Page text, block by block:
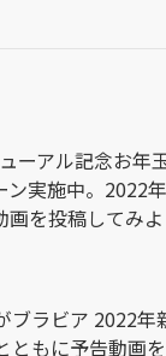
ーアル記念お年
ン実施中。2022
を投稿してみよ
ブラビア 2022年
ともに予告動画